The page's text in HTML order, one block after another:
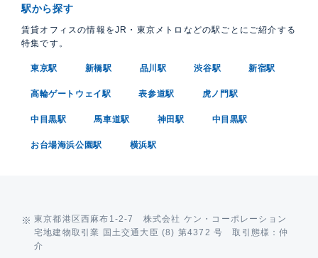
駅から探す
賃貸オフィスの情報をJR・東京メトロなどの駅ごとにご紹介する
特集です。
東京駅 新橋駅 品川駅 渋谷駅 新宿駅
高輪ゲートウェイ駅 表参道駅 虎ノ門駅
中目黒駅 馬車道駅 神田駅 中目黒駅
お台場海浜公園駅 横浜駅
東京都港区西麻布1-2-7 株式会社 ケン・コーポレーション
宅地建物取引業 国土交通大臣 (8) 第4372 号 取引態様：仲
介